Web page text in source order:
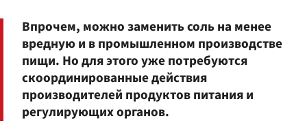
Впрочем, можно заменить соль на менее
вредную и в промышленном производстве
пищи. Но для этого уже потребуются
скоординированные действия
производителей продуктов питания и
регулирующих органов.